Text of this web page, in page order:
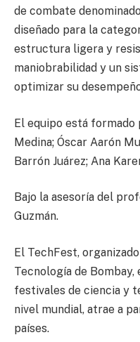
de combate
diseñado para la
estructura ligera y
maniobrabilidad y un
optimizar su
El equipo está formado
Medina; Óscar Aarón
Barrón Juárez; Ana
Bajo la asesoría del
Guzmán.
El TechFest,
Tecnología de
festivales de ciencia y
nivel mundial, atrae a
países.